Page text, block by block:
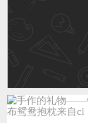
恭喜
恭喜
恭喜
恭喜
恭喜